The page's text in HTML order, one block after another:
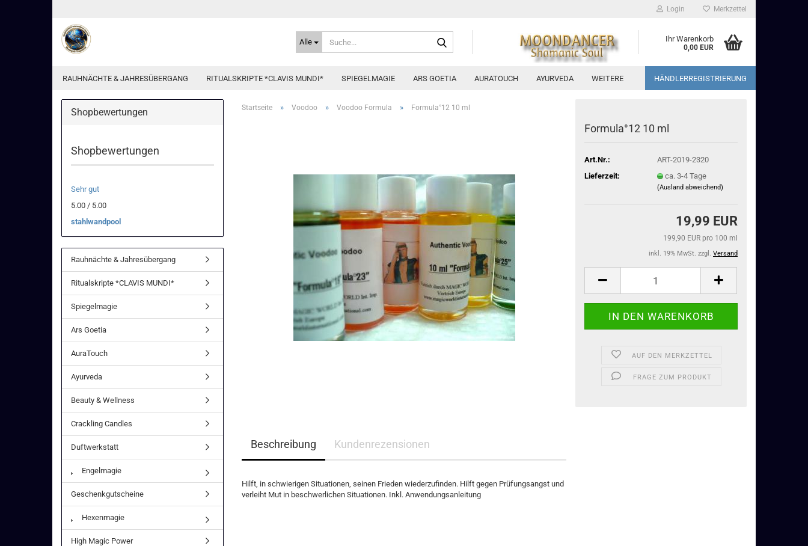
Login Merkzettel
Alle Ihr Warenkorb
0,00 EUR
RAUHNÄCHTE & JAHRESÜBERGANG RITUALSKRIPTE *CLAVIS MUNDI* SPIEGELMAGIE ARS GOETIA AURATOUCH AYURVEDA HÄNDLERREGISTRIERUNG
WEITERE
Startseite » Voodoo » Voodoo Formula » Formula°12 10 ml
Formula°12 10 ml
Art.Nr.:
ART-2019-2320
Lieferzeit:
ca. 3-4 Tage
(Ausland abweichend)
19,99 EUR
199,90 EUR pro 100 ml
inkl. 19% MwSt. zzgl. Versand
AUF DEN MERKZETTEL
FRAGE ZUM PRODUKT
Beschreibung Kundenrezensionen
Hilft, in schwierigen Situationen, seinen Frieden wiederzufinden. Hilft gegen Prüfungsangst und
verleiht Mut in beschwerlichen Situationen. Inkl. Anwendungsanleitung
Shopbewertungen
Shopbewertungen
Sehr gut
5.00 / 5.00
stahlwandpool
Rauhnächte & Jahresübergang
Ritualskripte *CLAVIS MUNDI*
Spiegelmagie
Ars Goetia
AuraTouch
Ayurveda
Beauty & Wellness
Crackling Candles
Duftwerkstatt
Engelmagie
Geschenkgutscheine
Hexenmagie
High Magic Power